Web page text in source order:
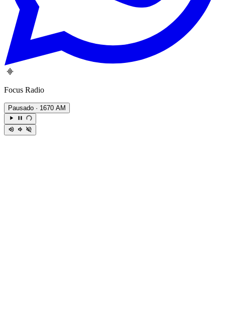
Focus Radio
Pausado · 1670 AM